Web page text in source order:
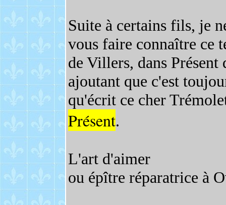
Suite à certains fils, je
vous faire connaître ce
de Villers, dans
ajoutant que c'est
qu'écrit ce cher
Présent.
L'art d'aimer
ou épître réparatrice à